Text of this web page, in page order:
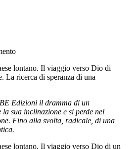
Edizioni il dramma di un
la sua inclinazione e si perde nel
Fino alla svolta, radicale, di una